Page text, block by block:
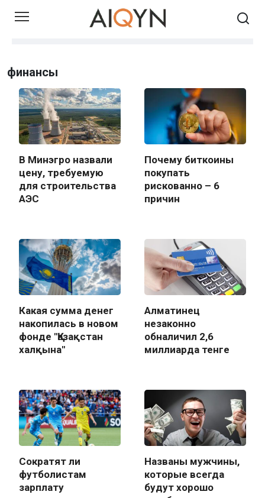
Skip
финансы
В Минэгро назвали
цену, требуемую
для строительства
АЭС
Почему биткоины
покупать
рискованно – 6
причин
Какая сумма денег
накопилась в новом
фонде "Қазақстан
халқына"
Алматинец
незаконно
обналичил 2,6
миллиарда тенге
Сократят ли
футболистам
зарплату
Названы мужчины,
которые всегда
будут хорошо